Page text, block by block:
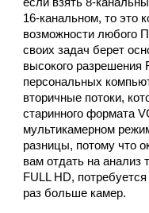
16-канальном, то это
возможности любого
своих задач берет
высокого разрешения
персональных
вторичные потоки,
старинного формата
мультикамерном
разницы, потому что
вам отдать на анализ
FULL HD,
раз больше камер.